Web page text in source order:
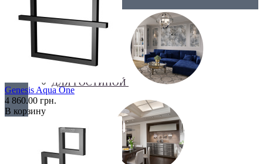
ДЛЯ ГОСТИНОЙ
Genesis Aqua One
4 860.00 грн.
В корзину